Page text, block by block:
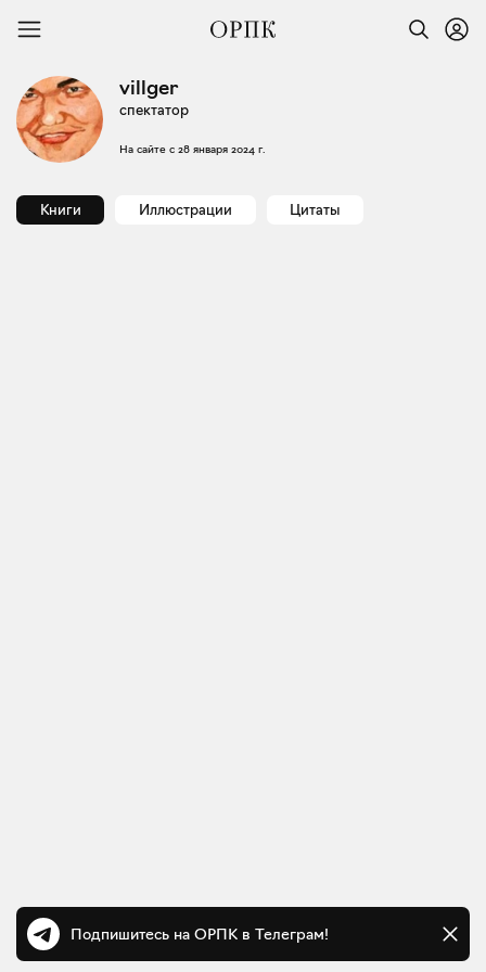
villger
спектатор
На сайте с 28 января 2024 г.
Книги Иллюстрации Цитаты
Подпишитесь на ОРПК в Телеграм!